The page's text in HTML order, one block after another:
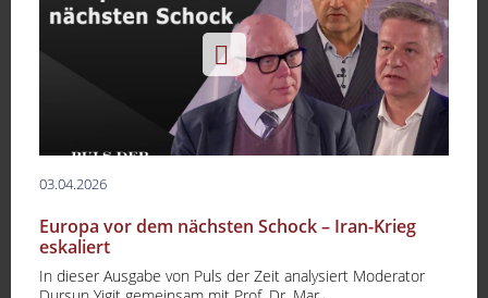
03.04.2026
Europa vor dem nächsten Schock – Iran-Krieg
eskaliert
In dieser Ausgabe von Puls der Zeit analysiert Moderator